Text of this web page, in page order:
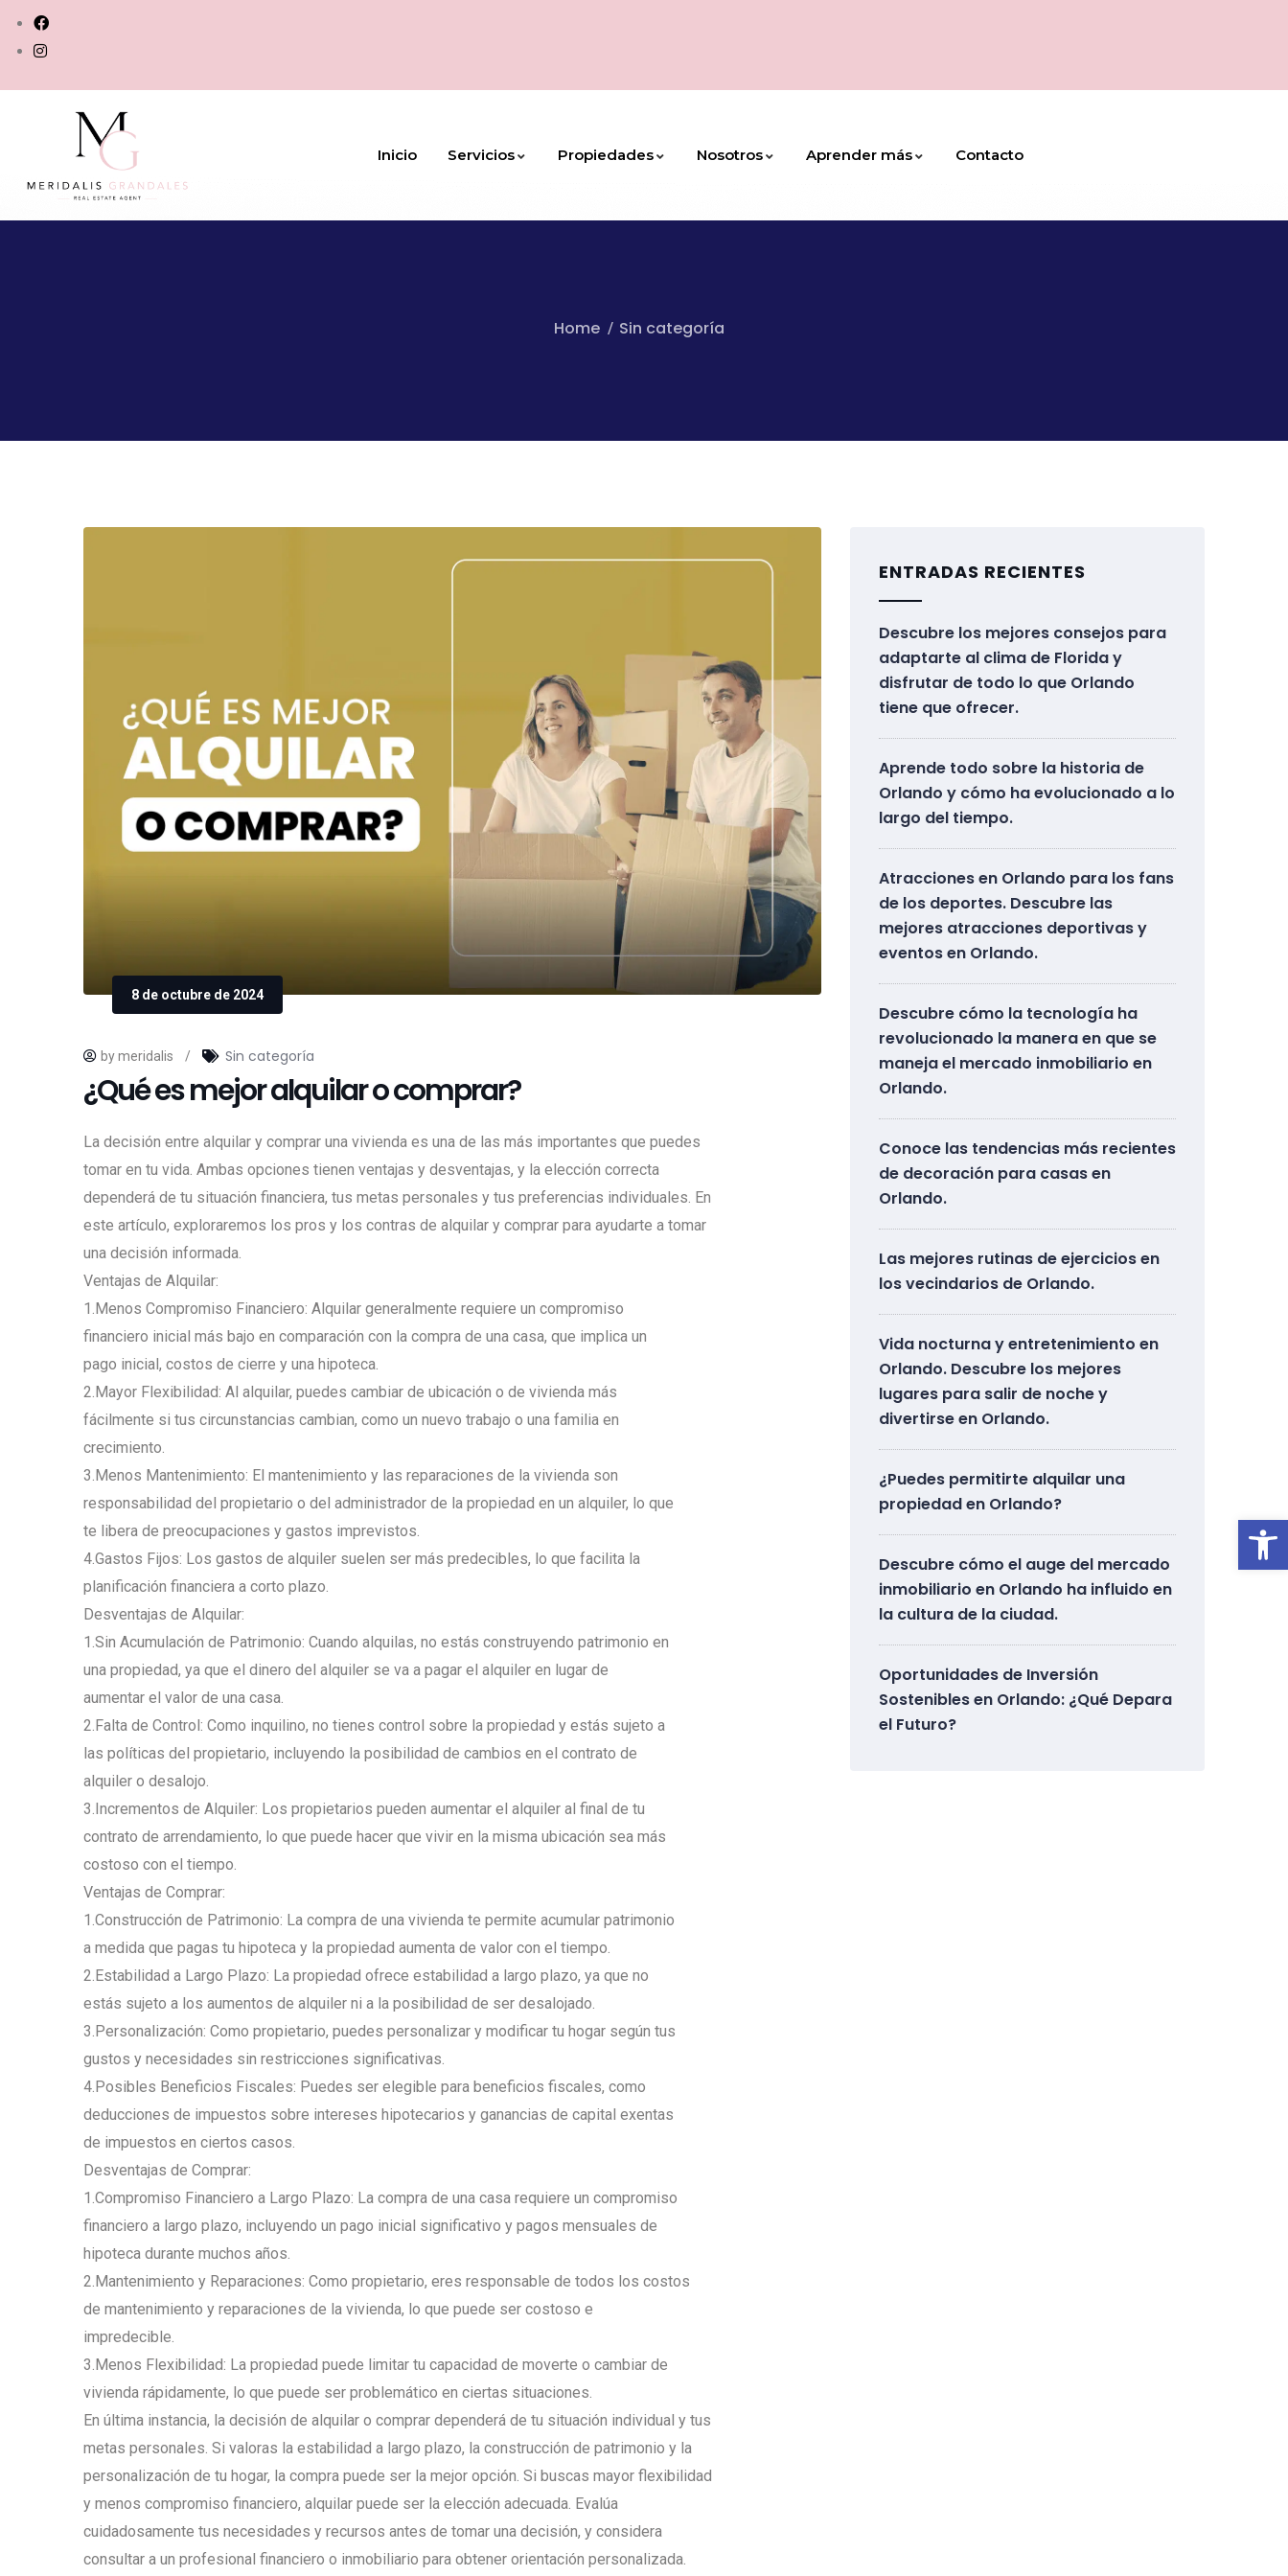
Inicio Servicios Propiedades Nosotros Aprender más Contacto
Home Sin categoría
8 de octubre de 2024
by meridalis / Sin categoría
¿Qué es mejor alquilar o comprar?
La decisión entre alquilar y comprar una vivienda es una de las más importantes que puedes
tomar en tu vida. Ambas opciones tienen ventajas y desventajas, y la elección correcta
dependerá de tu situación financiera, tus metas personales y tus preferencias individuales. En
este artículo, exploraremos los pros y los contras de alquilar y comprar para ayudarte a tomar
una decisión informada.
Ventajas de Alquilar:
1.Menos Compromiso Financiero: Alquilar generalmente requiere un compromiso
financiero inicial más bajo en comparación con la compra de una casa, que implica un
pago inicial, costos de cierre y una hipoteca.
2.Mayor Flexibilidad: Al alquilar, puedes cambiar de ubicación o de vivienda más
fácilmente si tus circunstancias cambian, como un nuevo trabajo o una familia en
crecimiento.
3.Menos Mantenimiento: El mantenimiento y las reparaciones de la vivienda son
responsabilidad del propietario o del administrador de la propiedad en un alquiler, lo que
te libera de preocupaciones y gastos imprevistos.
4.Gastos Fijos: Los gastos de alquiler suelen ser más predecibles, lo que facilita la
planificación financiera a corto plazo.
Desventajas de Alquilar:
1.Sin Acumulación de Patrimonio: Cuando alquilas, no estás construyendo patrimonio en
una propiedad, ya que el dinero del alquiler se va a pagar el alquiler en lugar de
aumentar el valor de una casa.
2.Falta de Control: Como inquilino, no tienes control sobre la propiedad y estás sujeto a
las políticas del propietario, incluyendo la posibilidad de cambios en el contrato de
alquiler o desalojo.
3.Incrementos de Alquiler: Los propietarios pueden aumentar el alquiler al final de tu
contrato de arrendamiento, lo que puede hacer que vivir en la misma ubicación sea más
costoso con el tiempo.
Ventajas de Comprar:
1.Construcción de Patrimonio: La compra de una vivienda te permite acumular patrimonio
a medida que pagas tu hipoteca y la propiedad aumenta de valor con el tiempo.
2.Estabilidad a Largo Plazo: La propiedad ofrece estabilidad a largo plazo, ya que no
estás sujeto a los aumentos de alquiler ni a la posibilidad de ser desalojado.
3.Personalización: Como propietario, puedes personalizar y modificar tu hogar según tus
gustos y necesidades sin restricciones significativas.
4.Posibles Beneficios Fiscales: Puedes ser elegible para beneficios fiscales, como
deducciones de impuestos sobre intereses hipotecarios y ganancias de capital exentas
de impuestos en ciertos casos.
Desventajas de Comprar:
1.Compromiso Financiero a Largo Plazo: La compra de una casa requiere un compromiso
financiero a largo plazo, incluyendo un pago inicial significativo y pagos mensuales de
hipoteca durante muchos años.
2.Mantenimiento y Reparaciones: Como propietario, eres responsable de todos los costos
de mantenimiento y reparaciones de la vivienda, lo que puede ser costoso e
impredecible.
3.Menos Flexibilidad: La propiedad puede limitar tu capacidad de moverte o cambiar de
vivienda rápidamente, lo que puede ser problemático en ciertas situaciones.
En última instancia, la decisión de alquilar o comprar dependerá de tu situación individual y tus
metas personales. Si valoras la estabilidad a largo plazo, la construcción de patrimonio y la
personalización de tu hogar, la compra puede ser la mejor opción. Si buscas mayor flexibilidad
y menos compromiso financiero, alquilar puede ser la elección adecuada. Evalúa
cuidadosamente tus necesidades y recursos antes de tomar una decisión, y considera
consultar a un profesional financiero o inmobiliario para obtener orientación personalizada.
ENTRADAS RECIENTES
Descubre los mejores consejos para
adaptarte al clima de Florida y
disfrutar de todo lo que Orlando
tiene que ofrecer.
Aprende todo sobre la historia de
Orlando y cómo ha evolucionado a lo
largo del tiempo.
Atracciones en Orlando para los fans
de los deportes. Descubre las
mejores atracciones deportivas y
eventos en Orlando.
Descubre cómo la tecnología ha
revolucionado la manera en que se
maneja el mercado inmobiliario en
Orlando.
Conoce las tendencias más recientes
de decoración para casas en
Orlando.
Las mejores rutinas de ejercicios en
los vecindarios de Orlando.
Vida nocturna y entretenimiento en
Orlando. Descubre los mejores
lugares para salir de noche y
divertirse en Orlando.
¿Puedes permitirte alquilar una
propiedad en Orlando?
Descubre cómo el auge del mercado
inmobiliario en Orlando ha influido en
la cultura de la ciudad.
Oportunidades de Inversión
Sostenibles en Orlando: ¿Qué Depara
el Futuro?